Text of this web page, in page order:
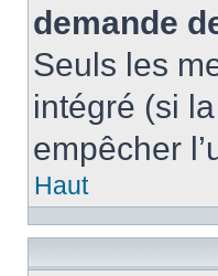
demande
Seuls les
intégré (si
empêcher
Haut